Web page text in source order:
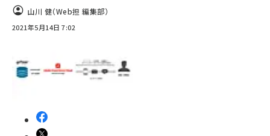
山川 健（Web担 編集部）
2021年5月14日 7:02